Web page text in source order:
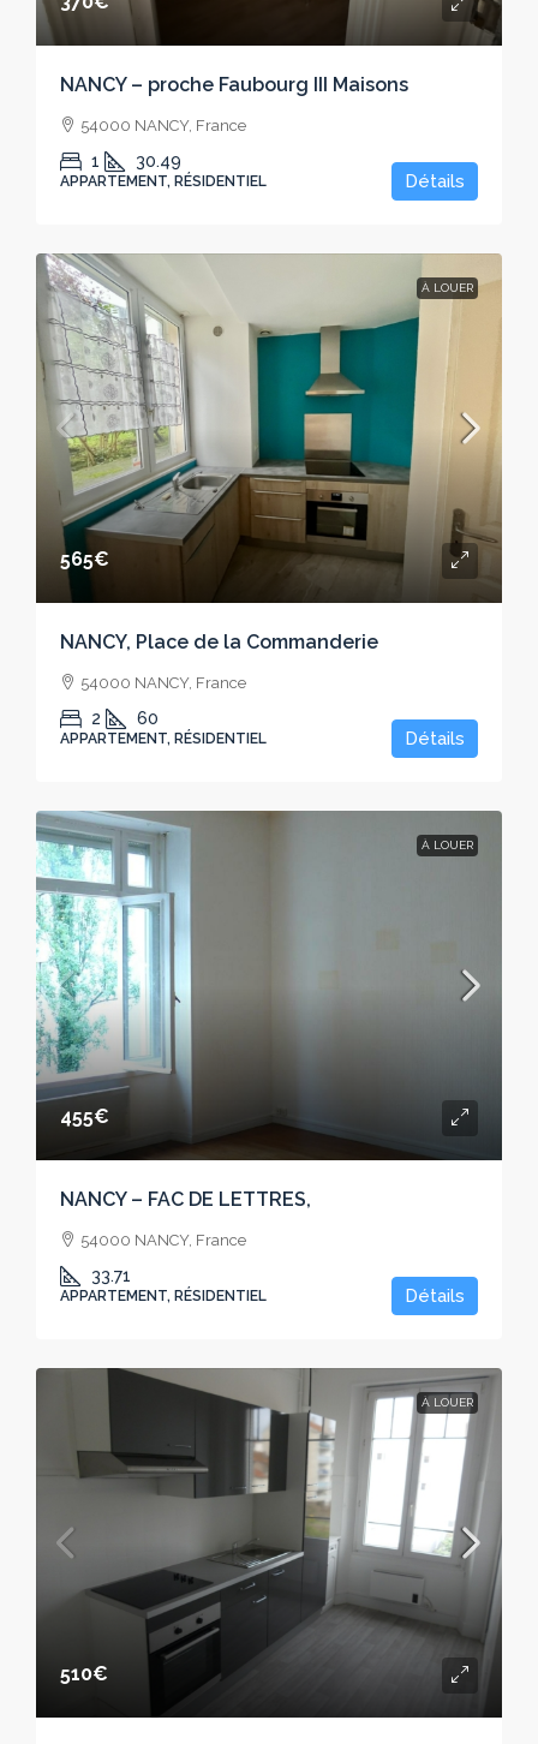
NANCY – proche Faubourg III Maisons
54000 NANCY, France
1 30.49
APPARTEMENT, RÉSIDENTIEL Détails
À LOUER
565€
NANCY, Place de la Commanderie
54000 NANCY, France
2 60
APPARTEMENT, RÉSIDENTIEL Détails
À LOUER
455€
NANCY – FAC DE LETTRES,
54000 NANCY, France
33.71
APPARTEMENT, RÉSIDENTIEL Détails
À LOUER
510€